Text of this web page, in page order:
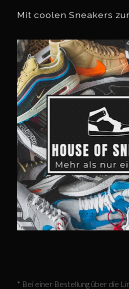
Mit coolen Sneakers
* Bei einer Bestellung über die